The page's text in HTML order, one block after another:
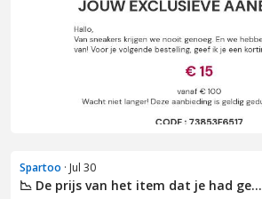
Spartoo · Jul 30
📉 De prijs van het item dat je had ge...